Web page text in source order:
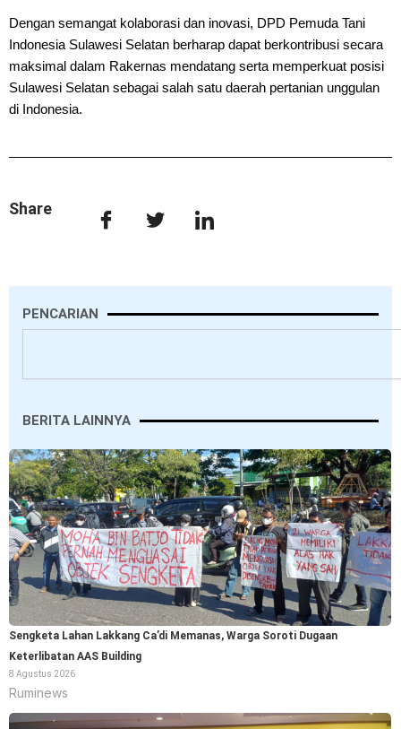
Dengan semangat kolaborasi dan inovasi, DPD Pemuda Tani
Indonesia Sulawesi Selatan berharap dapat berkontribusi secara
maksimal dalam Rakernas mendatang serta memperkuat posisi
Sulawesi Selatan sebagai salah satu daerah pertanian unggulan
di Indonesia.
Share
PENCARIAN
BERITA LAINNYA
Sengketa Lahan Lakkang Ca’di Memanas, Warga Soroti Dugaan
Keterlibatan AAS Building
8 Agustus 2026
Ruminews